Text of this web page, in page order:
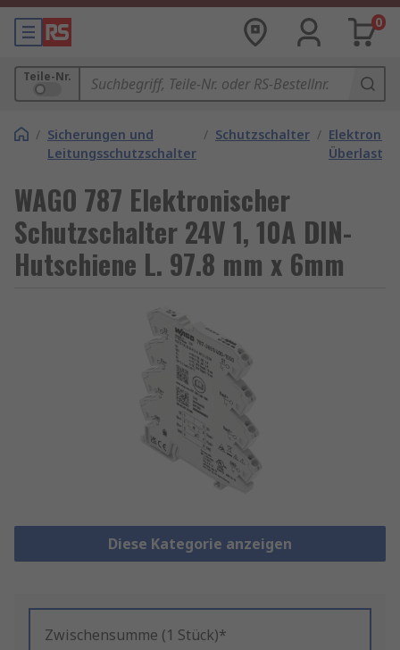
0
Teile-Nr.
/ Sicherungen und
Leitungsschutzschalter
/ Schutzschalter /
WAGO 787 Elektronischer
Schutzschalter 24V 1, 10A DIN-
Hutschiene L. 97.8 mm x 6mm
Diese Kategorie anzeigen
Zwischensumme (1 Stück)*